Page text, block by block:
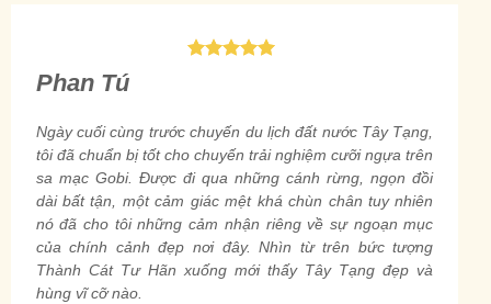
Phan Tú
Ngày cuối cùng trước chuyến du lịch đất nước Tây Tạng,
tôi đã chuẩn bị tốt cho chuyến trải nghiệm cưỡi ngựa trên
sa mạc Gobi. Được đi qua những cánh rừng, ngọn đồi
dài bất tận, một cảm giác mệt khá chùn chân tuy nhiên
nó đã cho tôi những cảm nhận riêng về sự ngoạn mục
của chính cảnh đẹp nơi đây. Nhìn từ trên bức tượng
Thành Cát Tư Hãn xuống mới thấy Tây Tạng đẹp và
hùng vĩ cỡ nào.